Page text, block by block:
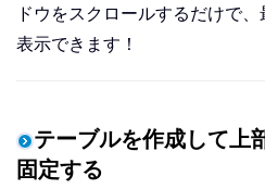
ドウをスクロールするだけで
表示できます！
テーブルを作成して上
固定する